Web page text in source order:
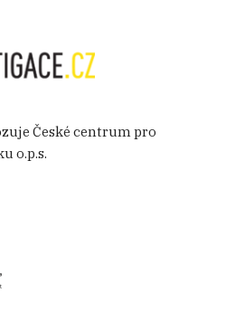
České centrum pro
o.p.s.